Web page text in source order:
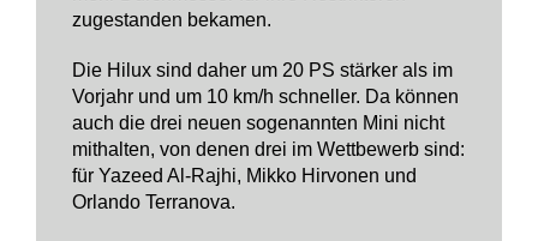
zugestanden bekamen.
Die Hilux sind daher um 20 PS stärker als im
Vorjahr und um 10 km/h schneller. Da können
auch die drei neuen sogenannten Mini nicht
mithalten, von denen drei im Wettbewerb sind:
für Yazeed Al-Rajhi, Mikko Hirvonen und
Orlando Terranova.